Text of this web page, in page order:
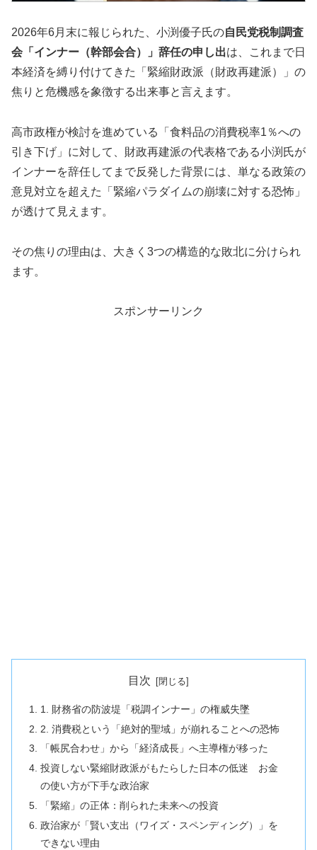
2026年6月末に報じられた、小渕優子氏の自民党税制調査
会「インナー（幹部会合）」辞任の申し出は、これまで日
本経済を縛り付けてきた「緊縮財政派（財政再建派）」の
焦りと危機感を象徴する出来事と言えます。
高市政権が検討を進めている「食料品の消費税率1％への
引き下げ」に対して、財政再建派の代表格である小渕氏が
インナーを辞任してまで反発した背景には、単なる政策の
意見対立を超えた「緊縮パラダイムの崩壊に対する恐怖」
が透けて見えます。
その焦りの理由は、大きく3つの構造的な敗北に分けられ
ます。
スポンサーリンク
目次
1. 財務省の防波堤「税調インナー」の権威失墜
2. 消費税という「絶対的聖域」が崩れることへの恐怖
「帳尻合わせ」から「経済成長」へ主導権が移った
投資しない緊縮財政派がもたらした日本の低迷 お金
の使い方が下手な政治家
「緊縮」の正体：削られた未来への投資
政治家が「賢い支出（ワイズ・スペンディング）」を
できない理由